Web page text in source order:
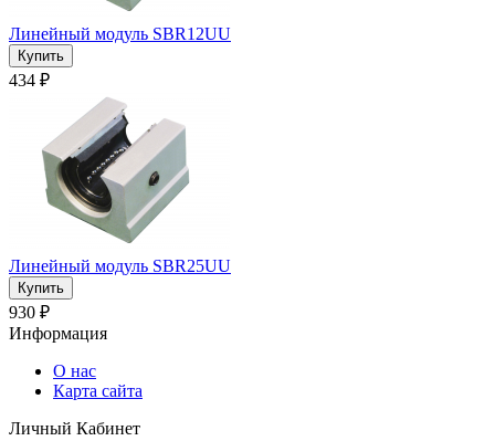
Линейный модуль SBR12UU
434 ₽
Линейный модуль SBR25UU
930 ₽
Информация
О нас
Карта сайта
Личный Кабинет